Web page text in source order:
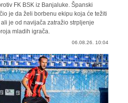
FK BSK iz Banjaluke. Španski
je da želi borbenu ekipu koja će težiti
je od navijača zatražio strpljenje
mladih igrača.
06.08.26. 10:04